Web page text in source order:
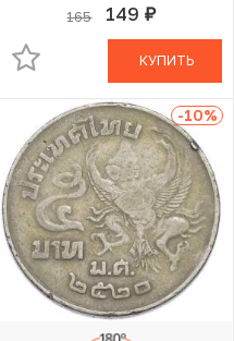
165 149 руб.
В КОРЗИНЕ
КУПИТЬ
-10%